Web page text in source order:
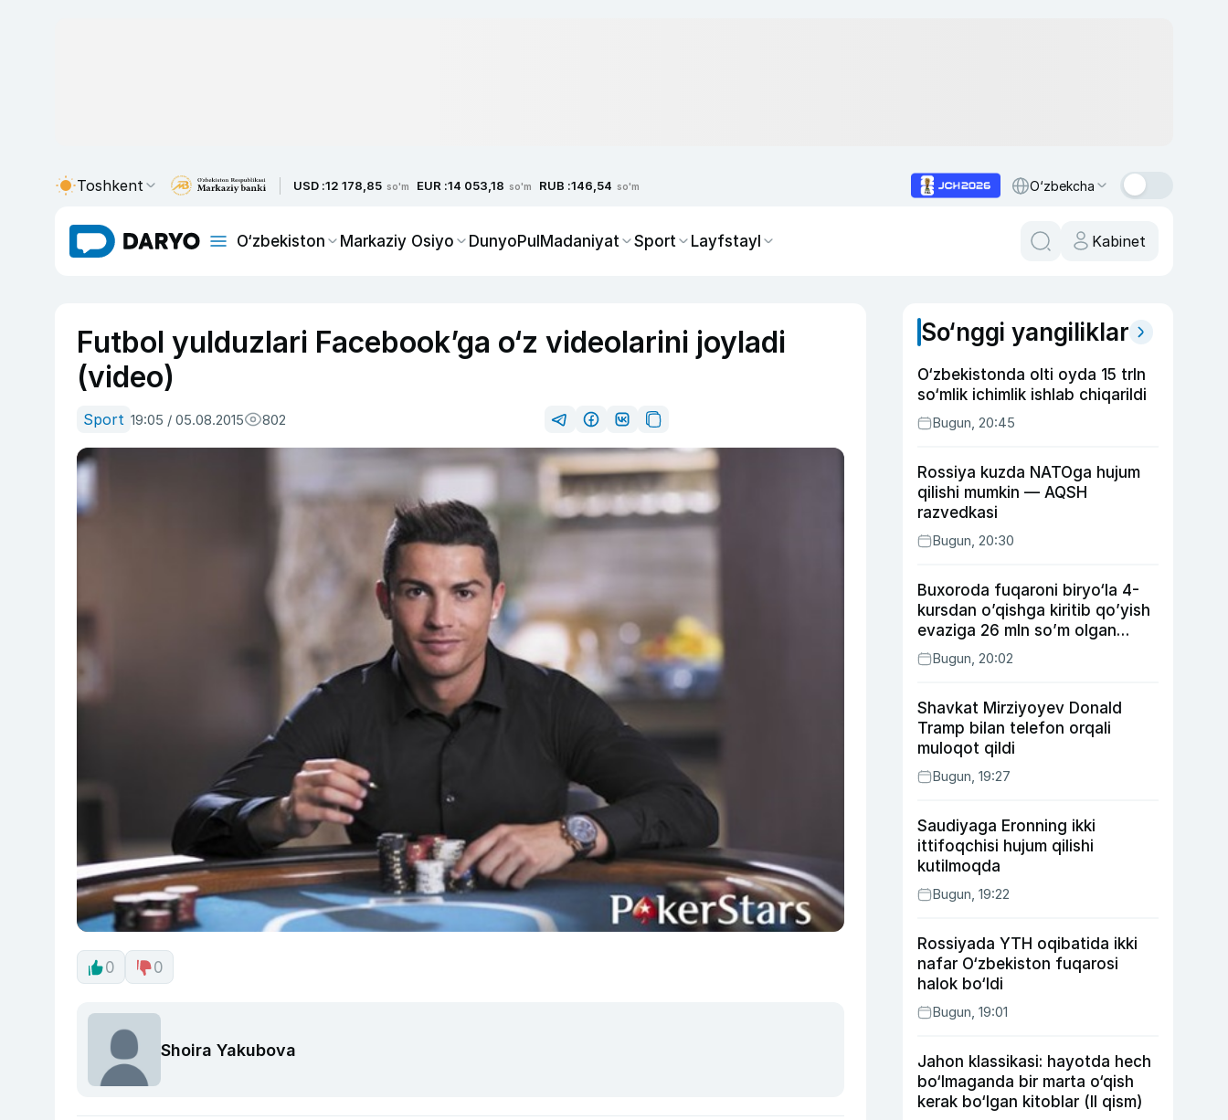
Toshkent USD :12 178,85 so'm EUR :14 053,18 so'm RUB :146,54 so'm O‘zbekcha
O‘zbekiston Markaziy Osiyo DunyoPulMadaniyat Sport Layfstayl Kabinet
Futbol yulduzlari Facebook’ga o‘z videolarini joyladi
(video)
Sport 19:05 / 05.08.2015 802
0 0
Shoira Yakubova
So‘nggi yangiliklar
O‘zbekistonda olti oyda 15 trln
so‘mlik ichimlik ishlab chiqarildi
Bugun, 20:45
Rossiya kuzda NATOga hujum
qilishi mumkin — AQSH
razvedkasi
Bugun, 20:30
Buxoroda fuqaroni biryo‘la 4-
kursdan o’qishga kiritib qo’yish
evaziga 26 mln so’m olgan
shaxs ushlandi
Bugun, 20:02
Shavkat Mirziyoyev Donald
Tramp bilan telefon orqali
muloqot qildi
Bugun, 19:27
Saudiyaga Eronning ikki
ittifoqchisi hujum qilishi
kutilmoqda
Bugun, 19:22
Rossiyada YTH oqibatida ikki
nafar O‘zbekiston fuqarosi
halok bo‘ldi
Bugun, 19:01
Jahon klassikasi: hayotda hech
bo‘lmaganda bir marta o‘qish
kerak bo‘lgan kitoblar (II qism)